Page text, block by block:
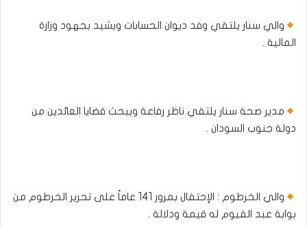
والي سنار يلتقي وفد ديوان الحسابات ويشيد بجهود وزارة
المالية .
مدير صحة سنار يلتقي ناظر رفاعة ويبحث قضايا العائدين من
دولة جنوب السودان .
والي الخرطوم : الإحتفال بمرور 141 عاماً على تحرير الخرطوم من
بوابة عبد القيوم له قيمة ودلالة .